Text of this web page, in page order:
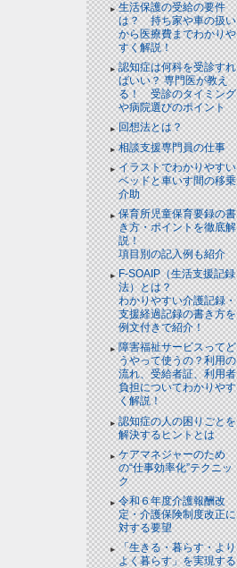
生活保護の受給の要件
は？ 持ち家や車の扱い
から医療費までわかりや
すく解説！
認知症は何科を受診すれ
ばいい？ 専門医が教え
る！ 受診のタイミング
や病院選びのポイント
回想法とは？
相談支援専門員の仕事
イラストでわかりやすい
ベッドと⾞いす間の移乗
介助
保育所児童保育要録の書
き方・ポイントを徹底解
説！
項目別の記入例も紹介
F-SOAIP（生活支援記録
法）とは？
わかりやすい介護記録・
支援経過記録の書き方を
例文付きで紹介！
障害福祉サービスってど
うやって使うの？利用の
流れ、受給者証、利用者
負担についてわかりやす
く解説！
認知症の人の困りごとを
解決するヒントとは
ケアマネジャーのため
の“仕事効率化”テクニッ
ク
令和６年度介護報酬改
定・介護保険制度改正に
対する要望
「生きる・暮らす・より
よく暮らす」を実現する